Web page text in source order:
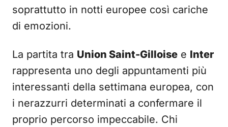
soprattutto in notti europee così cariche
di emozioni.
La partita tra Union Saint-Gilloise e Inter
rappresenta uno degli appuntamenti più
interessanti della settimana europea, con
i nerazzurri determinati a confermare il
proprio percorso impeccabile. Chi